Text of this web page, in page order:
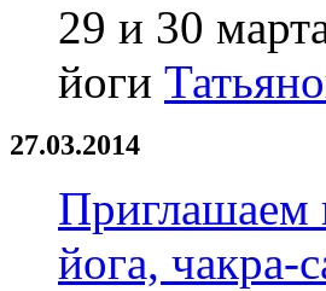
29 и 30
йоги
27.03.2014
Приглашаем
йога, чакра-